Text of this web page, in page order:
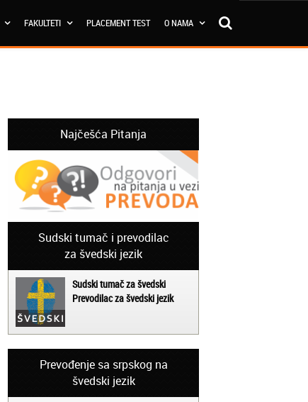
FAKULTETI PLACEMENT TEST O NAMA
Najčešća Pitanja
Sudski tumač i prevodilac
za švedski jezik
Sudski tumač za švedski
Prevodilac za švedski jezik
Prevođenje sa srpskog na
švedski jezik